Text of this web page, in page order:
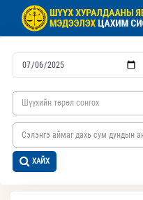
Шүүхийн төрөл сонгох
Сэлэнгэ аймаг дахь сум дундын
ХАЙХ